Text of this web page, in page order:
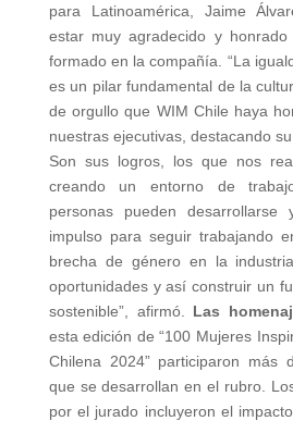
para Latinoamérica, Jaime
estar muy agradecido y
formado en la compañía. “La
es un pilar fundamental de la
de orgullo que WIM Chile haya
nuestras ejecutivas, destacando
Son sus logros, los que nos
creando un entorno de
personas pueden
impulso para seguir trabajando
brecha de género en la
oportunidades y así construir un
sostenible”, afirmó. Las
esta edición de “100 Mujeres
Chilena 2024” participaron más
que se desarrollan en el rubro.
por el jurado incluyeron el